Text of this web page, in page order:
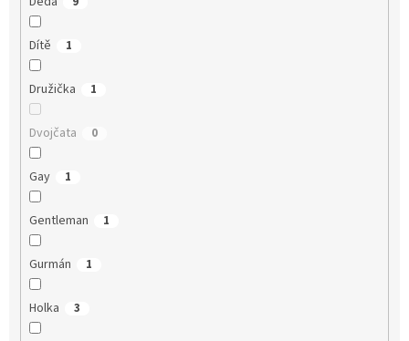
Dítě 1
Družička 1
Dvojčata 0
Gay 1
Gentleman 1
Gurmán 1
Holka 3